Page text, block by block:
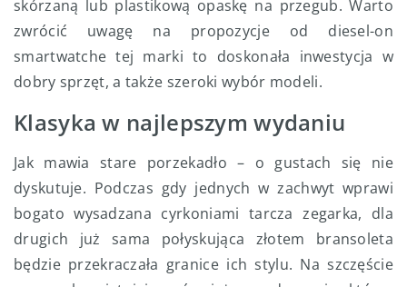
skórzaną lub plastikową opaskę na przegub. Warto
zwrócić uwagę na propozycje od diesel-on
smartwatche tej marki to doskonała inwestycja w
dobry sprzęt, a także szeroki wybór modeli.
Klasyka w najlepszym wydaniu
Jak mawia stare porzekadło – o gustach się nie
dyskutuje. Podczas gdy jednych w zachwyt wprawi
bogato wysadzana cyrkoniami tarcza zegarka, dla
drugich już sama połyskująca złotem bransoleta
będzie przekraczała granice ich stylu. Na szczęście